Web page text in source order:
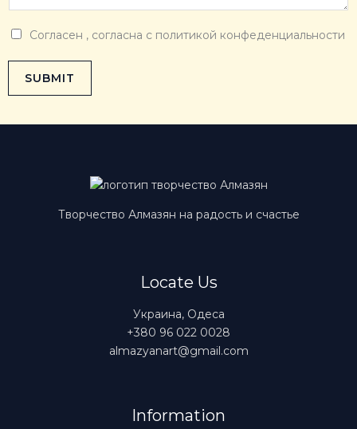
C
b
Согласен , согласна с политикой конфеденциальности
SUBMIT
Творчество Алмазян на радость и счастье
Locate Us
Украина, Одеса
+380 96 022 0028
almazyanart@gmail.com
Information